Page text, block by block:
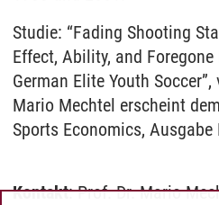
Studie: “Fading Shooting
Effect, Ability, and
German Elite Youth
Mario Mechtel erscheint
Sports Economics, Ausgabe
Kontakt: Prof. Dr. Mario